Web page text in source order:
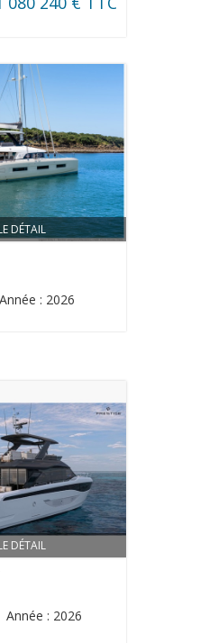
DÉTAIL
: 2026
DÉTAIL
: 2026